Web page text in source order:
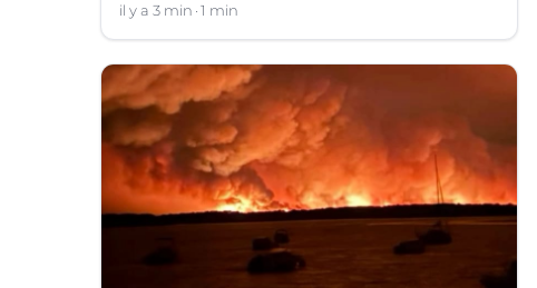
il y a 3 min 1 min